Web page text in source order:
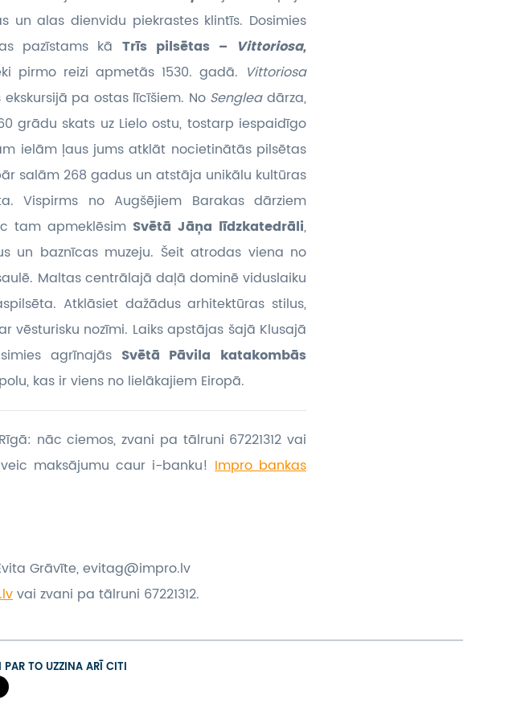
alas dienvidu piekrastes klintīs. Dosimies
pazīstams kā Trīs pilsētas – Vittoriosa,
pirmo reizi apmetās 1530. gadā. Vittoriosa
ekskursijā pa ostas līcīšiem. No Sengleadārza,
grādu skats uz Lielo ostu, tostarp iespaidīgo
ielām ļaus jums atklāt nocietinātās pilsētas
salām 268 gadus un atstāja unikālu kultūras
Vispirms no Augšējiem Barakas dārziem
tam apmeklēsim Svētā Jāņa līdzkatedrāli,
un baznīcas muzeju. Šeit atrodas viena no
Maltas centrālajā daļā dominē viduslaiku
Atklāsiet dažādus arhitektūras stilus,
nozīmi. Laiks apstājas šajā Klusajā
agrīnajās Svētā Pāvila katakombās
kas ir viens no lielākajiem Eiropā.
nāc ciemos, zvani pa tālruni 67221312 vai
maksājumu caur i-banku!Impro bankas
Grāvīte, evitag@impro.lv
vai zvani pa tālruni 67221312.
PAR TO UZZINA ARĪ CITI